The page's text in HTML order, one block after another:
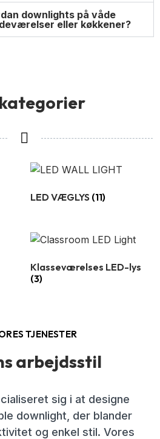
downlights på våde
eller køkkener?
LED VÆGLYS (11)
Klasseværelses LED-lys
(3)
TJENESTER
arbejdsstil
sig i at designe
downlight, der blander
og enkel stil. Vores